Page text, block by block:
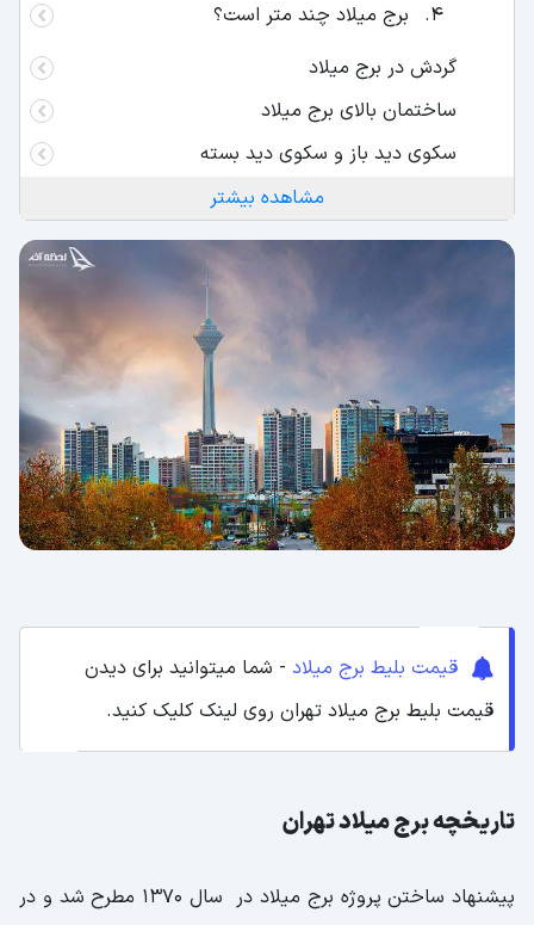
برج میلاد چند متر است؟
گردش در برج میلاد
ساختمان بالای برج میلاد
سکوی دید باز و سکوی دید بسته
بخش‌ های مختلف برج میلاد
مرکز همایش ‌های بین‌ المللی برج میلاد
موزه سکه
موزه هدایا و دست ‌نوشته ‌های شهرداری
تهران
رستوران گردان برج میلاد
رستوران سنتی ایوان برج میلاد
تفریحات جذاب در برج میلاد
دلفیناریوم برج میلاد
زیپ لاین برج میلاد
مشاهده بیشتر
قیمت بلیط برج میلاد - شما میتوانید برای دیدن
قیمت بلیط برج میلاد تهران روی لینک کلیک کنید.
تاریخچه برج میلاد تهران
پیشنهاد ساختن پروژه برج میلاد در سال 1370 مطرح شد و در